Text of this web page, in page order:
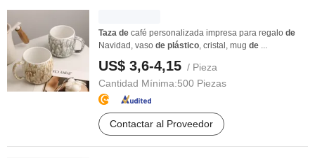
Taza de café personalizada impresa para regalo de
Navidad, vaso de plástico, cristal, mug de ...
US$ 3,6-4,15 / Pieza
Cantidad Mínima:500 Piezas
Contactar al Proveedor